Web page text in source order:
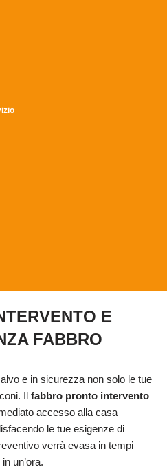
E
FABBRO
e in sicurezza non solo le tue
Il fabbro pronto intervento
accesso alla casa
le tue esigenze di
verrà evasa in tempi
un’ora.